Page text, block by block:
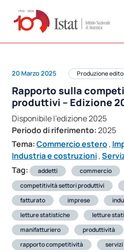
20 Marzo 2025 Produzione
Rapporto sulla
produttivi – Edizione
Disponibile l'edizione 2025
Periodo di riferimento:2025
Tema:Commercio estero,
Industria e costruzioni,
Tag:
addetti commercio
competitività settori produttivi
fatturato
imprese
letture statistiche
letture
manifatturiero
produttività
rapporto competitività
servizi